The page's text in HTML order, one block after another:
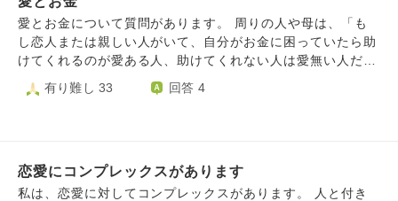
ず理解してもらえません。 周りからは「理想が高い」「夢
見る夢子ちゃん」と言われるのも苦しいです。 私が外国人
が好きだと言うのはおかしいことなのでしょうか。 母には
外国人と付き合うつもりなのかと感情的に責められ、周りか
らは理解されず辛いです。 私的には、恋愛対象が異性だ、
ず苦しいです。
いる彼をただ受け入れることしかできないですが、それも本
当は嫌です。 どのような心持ち、考えを持てたら今を受け
入れられるでしょうか。
ちゃ優しいのですが対応が悪い店員さんだとたまに切れま
す。 私が温厚なだけなのか、こういう場合切れて帰る男性
は普通ですか！？ 元旦那は全く切れなかったのでびっくり
愛とお金について質問があります。 周りの人や母は、「も
し恋人または親しい人がいて、自分がお金に困っていたら助
けてくれるのが愛ある人、助けてくれない人は愛無い人だか
ら付き合わない方がいい。」と言っていまして、 恋愛に関
しては相手の事を好きでなくても、愛よりお金が大事なのだ
いますが、、 恋愛の愛情に関して、同棲や結婚していれば
別ですが… 例えば、お付き合いしている状態で簡単に言え
有り難し 33 回答 4
恋愛にコンプレックスがあります
私は、恋愛に対してコンプレックスがあります。 人と付き